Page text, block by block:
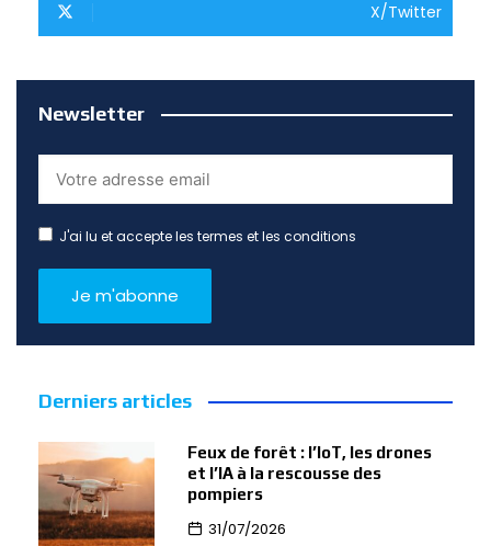
X/Twitter
Newsletter
J'ai lu et accepte les termes et les conditions
Derniers articles
Feux de forêt : l’IoT, les drones
et l’IA à la rescousse des
pompiers
31/07/2026